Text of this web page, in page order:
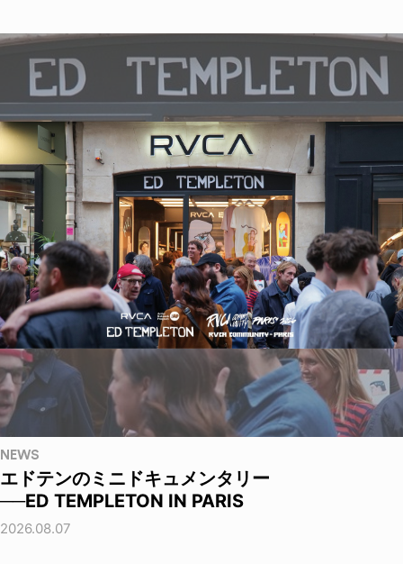
NEWS
エドテンのミニドキュメンタリー
──ED TEMPLETON IN PARIS
2026.08.07